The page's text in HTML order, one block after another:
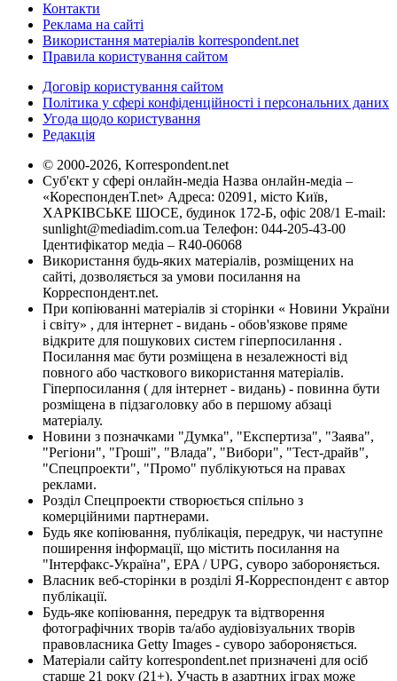
Контакти
Реклама на сайті
Використання матеріалів korrespondent.net
Правила користування сайтом
Договір користування сайтом
Політика у сфері конфіденційності і персональних даних
Угода щодо користування
Редакція
© 2000-2026, Korrespondent.net
Суб'єкт у сфері онлайн-медіа Назва онлайн-медіа –
«КореспонденТ.net» Адреса: 02091, місто Київ,
ХАРКІВСЬКЕ ШОСЕ, будинок 172-Б, офіс 208/1 E-mail:
sunlight@mediadim.com.ua Телефон: 044-205-43-00
Ідентифікатор медіа – R40-06068
Використання будь-яких матеріалів, розміщених на
сайті, дозволяється за умови посилання на
Корреспондент.net.
При копіюванні матеріалів зі сторінки « Новини України
і світу» , для інтернет - видань - обов'язкове пряме
відкрите для пошукових систем гіперпосилання .
Посилання має бути розміщена в незалежності від
повного або часткового використання матеріалів.
Гіперпосилання ( для інтернет - видань) - повинна бути
розміщена в підзаголовку або в першому абзаці
матеріалу.
Новини з позначками "Думка", "Експертиза", "Заява",
"Регіони", "Гроші", "Влада", "Вибори", "Тест-драйв",
"Спецпроекти", "Промо" публікуються на правах
реклами.
Розділ Спецпроекти створюється спільно з
комерційними партнерами.
Будь яке копіювання, публікація, передрук, чи наступне
поширення інформації, що містить посилання на
"Інтерфакс-Україна", EPA / UPG, суворо забороняється.
Власник веб-сторінки в розділі Я-Корреспондент є автор
публікації.
Будь-яке копіювання, передрук та відтворення
фотографічних творів та/або аудіовізуальних творів
правовласника Getty Images - суворо забороняється.
Матеріали сайту korrespondent.net призначені для осіб
старше 21 року (21+). Участь в азартних іграх може